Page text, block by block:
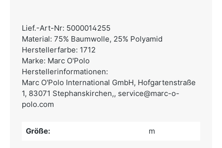
Lief.-Art-Nr: 5000014255
Material: 75% Baumwolle, 25% Polyamid
Herstellerfarbe: 1712
Marke: Marc O'Polo
Herstellerinformationen:
Marc O'Polo International GmbH, Hofgartenstraße
1, 83071 Stephanskirchen,, service@marc-o-
polo.com
Größe: m